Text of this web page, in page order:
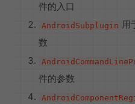
件的入口
AndroidSubplugin 用
数
件的参数